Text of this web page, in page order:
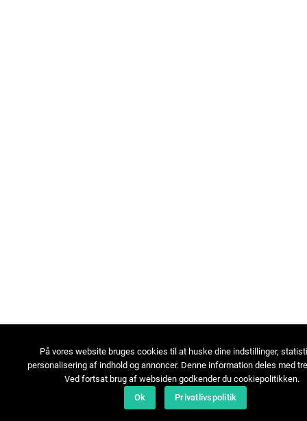
På vores website bruges cookies til at huske dine indstillinger,
personalisering af indhold og annoncer. Denne information deles med
Ved fortsat brug af websiden godkender du cookiepolitikken.
Ok
Privatlivspolitik